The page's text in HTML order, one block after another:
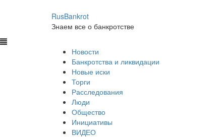
RusBankrot
Знаем все о банкротстве
Новости
Банкротства и ликвидации
Новые иски
Торги
Расследования
Люди
Общество
Инициативы
ВИДЕО